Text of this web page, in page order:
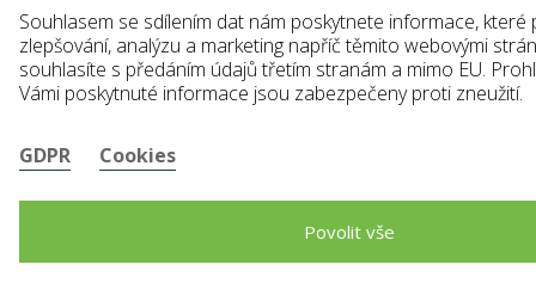
Souhlasem se sdílením dat nám poskytnete informace,
zlepšování, analýzu a marketing napříč těmito webovými
souhlasíte s předáním údajů třetím stranám a mimo EU.
Vámi poskytnuté informace jsou zabezpečeny proti zneužití.
GDPR Cookies
Povolit vše